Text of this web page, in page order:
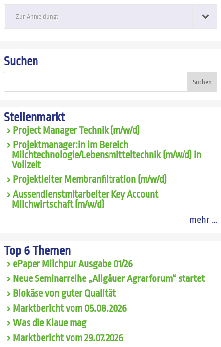
Zur Anmeldung:
Suchen
Suchen
Stellenmarkt
Project Manager Technik (m/w/d)
Projektmanager:in im Bereich
Milchtechnologie/Lebensmitteltechnik (m/w/d) in
Vollzeit
Projektleiter Membranfiltration (m/w/d)
Aussendienstmitarbeiter Key Account
Milchwirtschaft (m/w/d)
mehr …
Top 6 Themen
ePaper Milchpur Ausgabe 01/26
Neue Seminarreihe „Allgäuer Agrarforum“ startet
Biokäse von guter Qualität
Marktbericht vom 05.08.2026
Was die Klaue mag
Marktbericht vom 29.07.2026